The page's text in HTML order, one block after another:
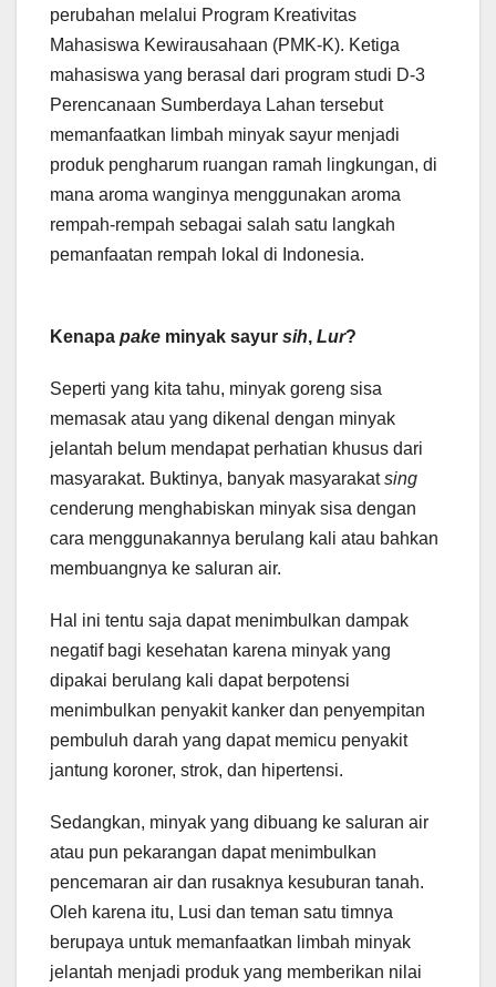
perubahan melalui Program Kreativitas
Mahasiswa Kewirausahaan (PMK-K). Ketiga
mahasiswa yang berasal dari program studi D-3
Perencanaan Sumberdaya Lahan tersebut
memanfaatkan limbah minyak sayur menjadi
produk pengharum ruangan ramah lingkungan, di
mana aroma wanginya menggunakan aroma
rempah-rempah sebagai salah satu langkah
pemanfaatan rempah lokal di Indonesia.
Kenapa pake minyak sayur sih, Lur?
Seperti yang kita tahu, minyak goreng sisa
memasak atau yang dikenal dengan minyak
jelantah belum mendapat perhatian khusus dari
masyarakat. Buktinya, banyak masyarakatsing
cenderung menghabiskan minyak sisa dengan
cara menggunakannya berulang kali atau bahkan
membuangnya ke saluran air.
Hal ini tentu saja dapat menimbulkan dampak
negatif bagi kesehatan karena minyak yang
dipakai berulang kali dapat berpotensi
menimbulkan penyakit kanker dan penyempitan
pembuluh darah yang dapat memicu penyakit
jantung koroner, strok, dan hipertensi.
Sedangkan, minyak yang dibuang ke saluran air
atau pun pekarangan dapat menimbulkan
pencemaran air dan rusaknya kesuburan tanah.
Oleh karena itu, Lusi dan teman satu timnya
berupaya untuk memanfaatkan limbah minyak
jelantah menjadi produk yang memberikan nilai